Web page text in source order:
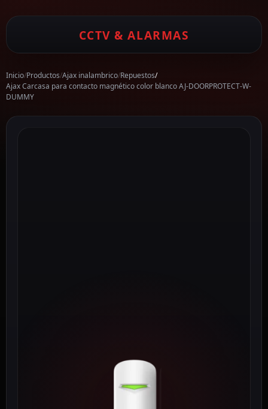
CCTV & ALARMAS
Inicio/Productos/Ajax inalambrico/Repuestos/
Ajax Carcasa para contacto magnético color blanco AJ-DOORPROTECT-W-
DUMMY